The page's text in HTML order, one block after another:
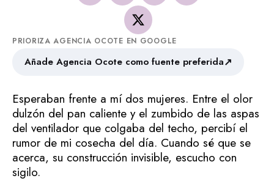
PRIORIZA AGENCIA OCOTE EN GOOGLE
Añade Agencia Ocote como fuente preferida↗
Esperaban frente a mí dos mujeres. Entre el olor
dulzón del pan caliente y el zumbido de las aspas
del ventilador que colgaba del techo, percibí el
rumor de mi cosecha del día. Cuando sé que se
acerca, su construcción invisible, escucho con
sigilo.